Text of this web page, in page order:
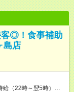
客◎！食事補助
島店
給（22時～翌5時）：